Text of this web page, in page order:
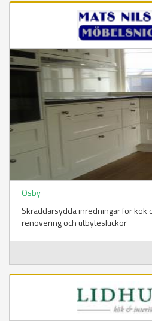
Osby
Skräddarsydda inredningar för kök
renovering och utbytesluckor